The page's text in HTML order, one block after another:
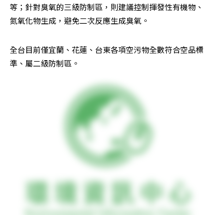
等；針對臭氧的三級防制區，則建議控制揮發性有機物、
氮氧化物生成，避免二次反應生成臭氧。
全台目前僅宜蘭、花蓮、台東各項空污物全數符合空品標
準、屬二級防制區。